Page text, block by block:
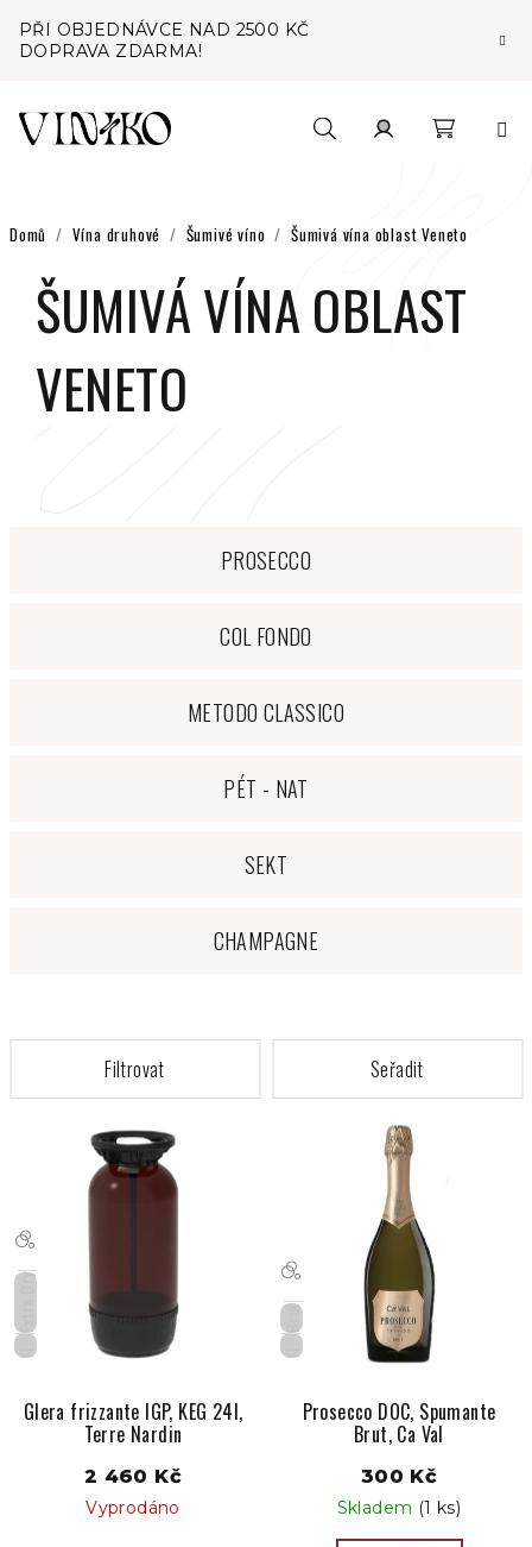
obsah
PŘI OBJEDNÁVCE NAD 2500 KČ
DOPRAVA ZDARMA!
košík
Domů / Vína druhové / Šumivé víno / Šumivá vína oblast Veneto
ŠUMIVÁ VÍNA OBLAST
VENETO
PROSECCO
COL FONDO
METODO CLASSICO
PÉT - NAT
SEKT
CHAMPAGNE
s
p
o
IT
Glera frizzante IGP, KEG 24l,
Terre Nardin
2 460 Kč
Vyprodáno
IT
Brut
Prosecco DOC, Spumante
Brut, Ca Val
300 Kč
Skladem (1 ks)